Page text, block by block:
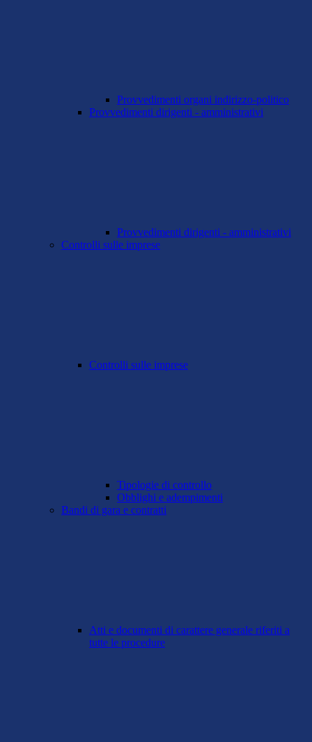
Provvedimenti organi indirizzo-politico
Provvedimenti dirigenti - amministrativi
Provvedimenti dirigenti - amministrativi
Controlli sulle imprese
Controlli sulle imprese
Tipologie di controllo
Obblighi e adempimenti
Bandi di gara e contratti
Atti e documenti di carattere generale riferiti a
tutte le procedure